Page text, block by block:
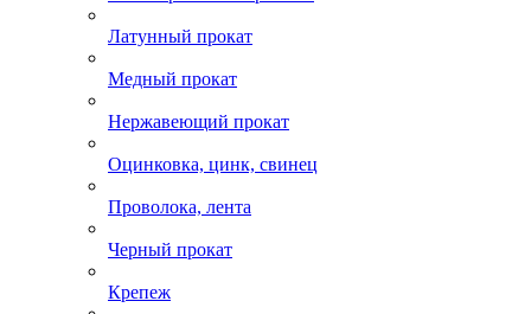
Латунный прокат
Медный прокат
Нержавеющий прокат
Оцинковка, цинк, свинец
Проволока, лента
Черный прокат
Крепеж